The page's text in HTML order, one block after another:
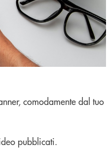
comodamente dal tuo
pubblicati.